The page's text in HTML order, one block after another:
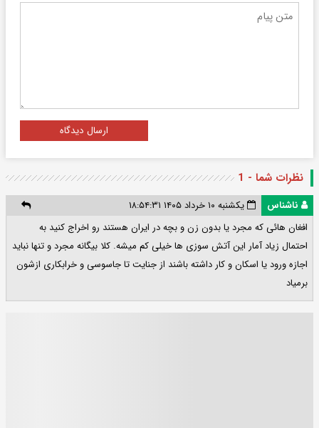
ارسال دیدگاه
نظرات شما - 1
ناشناس
یکشنبه ۱۰ خرداد ۱۴۰۵ ۱۸:۵۴:۳۱
افغان هائی که مجرد یا بدون زن و بچه در ایران هستند رو اخراج کنید به
احتمال زیاد آمار این آتش سوزی ها خیلی کم میشه. کلا بیگانه مجرد و تنها نباید
اجازه ورود یا اسکان و کار داشته باشند از جنایت تا جاسوسی و خرابکاری ازشون
برمیاد